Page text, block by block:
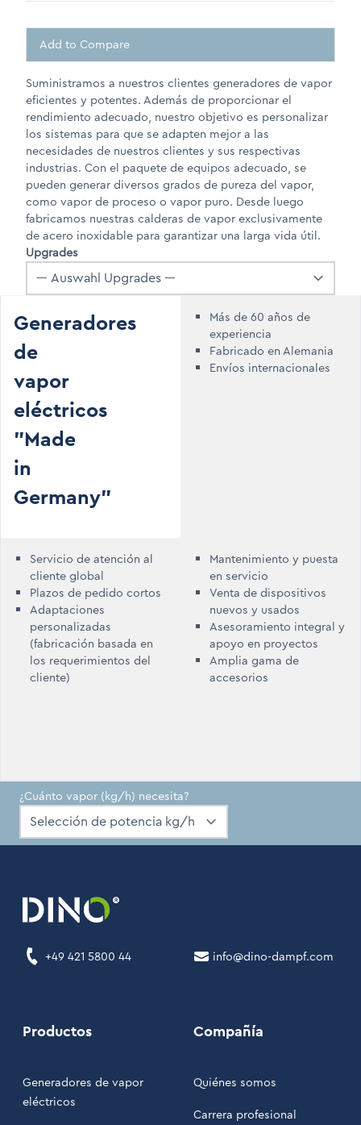
Add to Compare
Suministramos a nuestros clientes generadores de vapor
eficientes y potentes. Además de proporcionar el
rendimiento adecuado, nuestro objetivo es personalizar
los sistemas para que se adapten mejor a las
necesidades de nuestros clientes y sus respectivas
industrias. Con el paquete de equipos adecuado, se
pueden generar diversos grados de pureza del vapor,
como vapor de proceso o vapor puro. Desde luego
fabricamos nuestras calderas de vapor exclusivamente
de acero inoxidable para garantizar una larga vida útil.
Upgrades
Generadores
de
vapor
eléctricos
"Made
in
Germany"
Más de 60 años de
experiencia
Fabricado en Alemania
Envíos internacionales
Servicio de atención al
cliente global
Plazos de pedido cortos
Adaptaciones
personalizadas
(fabricación basada en
los requerimientos del
cliente)
Mantenimiento y puesta
en servicio
Venta de dispositivos
nuevos y usados
Asesoramiento integral y
apoyo en proyectos
Amplia gama de
accesorios
¿Cuánto vapor (kg/h) necesita?
+49 421 5800 44 info@dino-dampf.com
Productos
Generadores de vapor
eléctricos
Compañía
Quiénes somos
Carrera profesional